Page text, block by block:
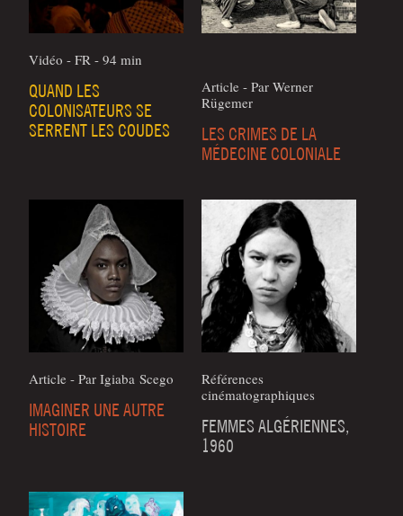
Vidéo - FR - 94 min
QUAND LES
COLONISATEURS SE
SERRENT LES COUDES
Article - Par Wer­ner
Rügemer
LES CRIMES DE LA
MÉDECINE COLONIALE
Article - Par Igia­ba Scego
IMAGINER UNE AUTRE
HISTOIRE
Références
cinématographiques
FEMMES ALGÉRIENNES,
1960